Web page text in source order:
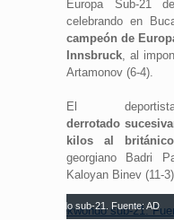
Europa Sub-21
celebrando en
campeón de
Innsbruck, al
Artamonov (6-4).
El
derrotado
kilos al
georgiano Badri
Kaloyan Binev (11-
de taekwondo sub-21. Fuente: AD